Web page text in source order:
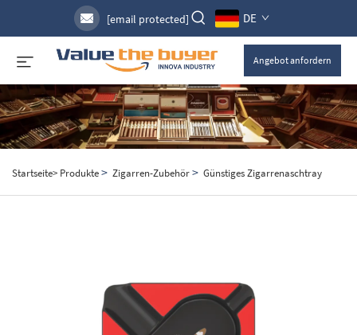
[email protected] DE
Angebot anfordern
Startseite> Produkte> Zigarren-Zubehör> Günstiges Zigarrenaschtray